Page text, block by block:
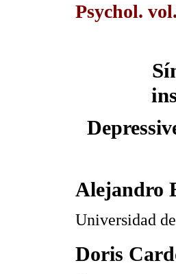
Psychol.
Alejandro
Universidad
Doris